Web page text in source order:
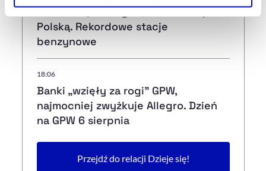
naszejPolityce Prywatności.
Orlen zwiększa zyski, zwłaszcza poza
Polską. Rekordowe stacje
benzynowe
18:06
Banki „wzięły za rogi" GPW,
najmocniej zwyżkuje Allegro. Dzień
na GPW 6 sierpnia
Przejdź do relacji Dzieje się!